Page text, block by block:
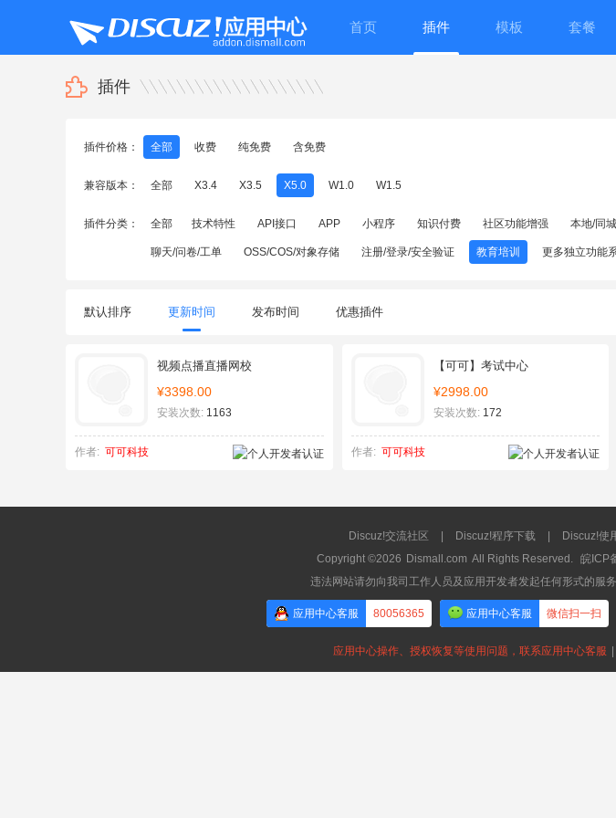
首页 插件 模板 套餐
插件
插件价格： 全部 收费 纯免费 含免费
兼容版本： 全部 X3.4 X3.5 X5.0 W1.0 W1.5
插件分类： 全部 技术特性 API接口 APP 小程序 知识付费 社区功能增强 本地/同
聊天/问卷/工单 OSS/COS/对象存储 注册/登录/安全验证 教育培训 更多独立功能
默认排序 更新时间 发布时间 优惠插件
视频点播直播网校
¥3398.00
安装次数: 1163
作者: 可可科技
【可可】考试中心
¥2998.00
安装次数:172
作者: 可可科技
Discuz!交流社区 Discuz!程序下载 Discuz!使
Copyright ©2026 Dismall.com All Rights Reserved. 皖ICP
违法网站请勿向我司工作人员及应用开发者发起任何形式的服
应用中心客服 80056365 应用中心客服 微信扫一扫
应用中心操作、授权恢复等使用问题，联系应用中心客服